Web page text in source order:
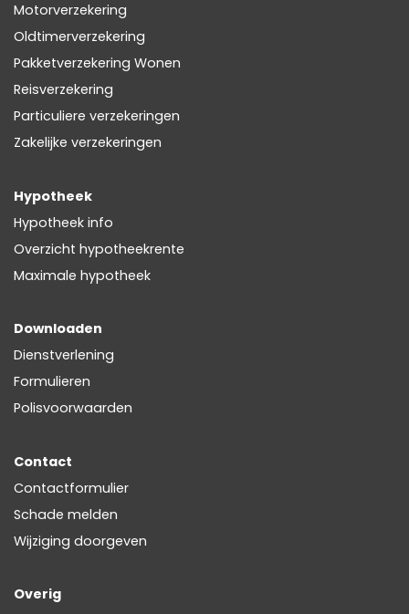
Motorverzekering
Oldtimerverzekering
Pakketverzekering Wonen
Reisverzekering
Particuliere verzekeringen
Zakelijke verzekeringen
Hypotheek
Hypotheek info
Overzicht hypotheekrente
Maximale hypotheek
Downloaden
Dienstverlening
Formulieren
Polisvoorwaarden
Contact
Contactformulier
Schade melden
Wijziging doorgeven
Overig